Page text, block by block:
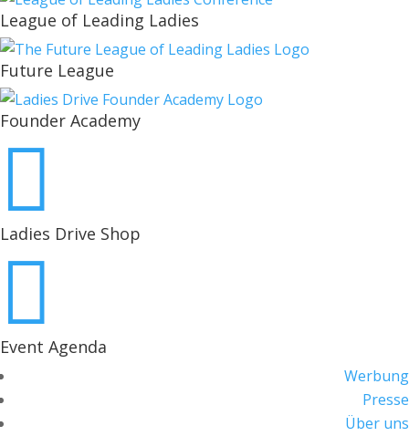
League of Leading Ladies
Future League
Founder Academy

Ladies Drive Shop

Event Agenda
Werbung
Presse
Über uns